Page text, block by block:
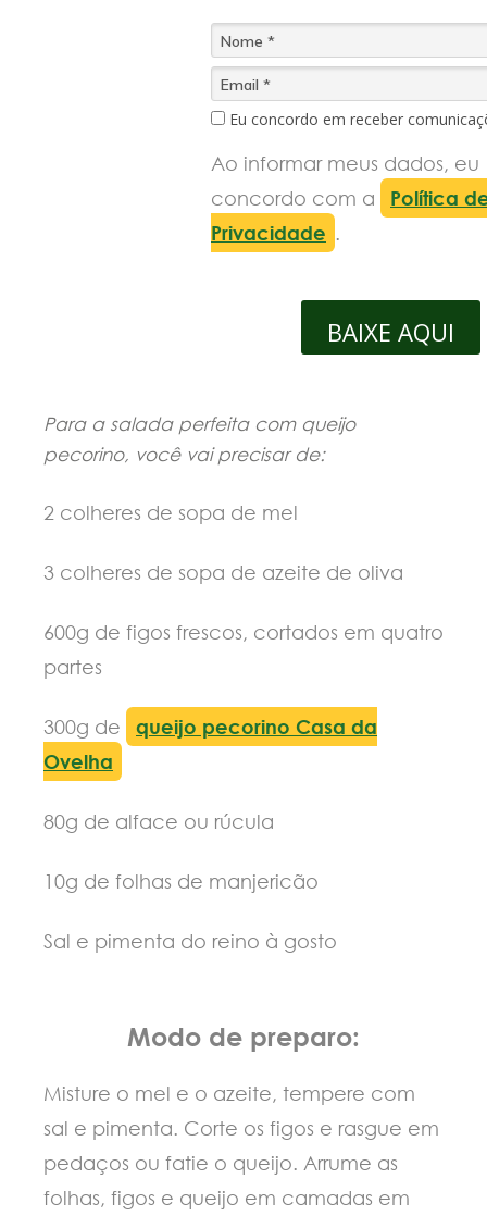
Eu concordo em receber
Ao informar meus dados, eu
concordo com a
Política
Privacidade .
BAIXE AQUI
Para a salada perfeita com queijo
pecorino, você vai precisar de:
2 colheres de sopa de mel
3 colheres de sopa de azeite de oliva
600g de figos frescos, cortados em quatro
partes
300g de
queijo pecorino Casa da
Ovelha
80g de alface ou rúcula
10g de folhas de manjericão
Sal e pimenta do reino à gosto
Modo de preparo:
Misture o mel e o azeite, tempere com
sal e pimenta. Corte os figos e rasgue em
pedaços ou fatie o queijo. Arrume as
folhas, figos e queijo em camadas em